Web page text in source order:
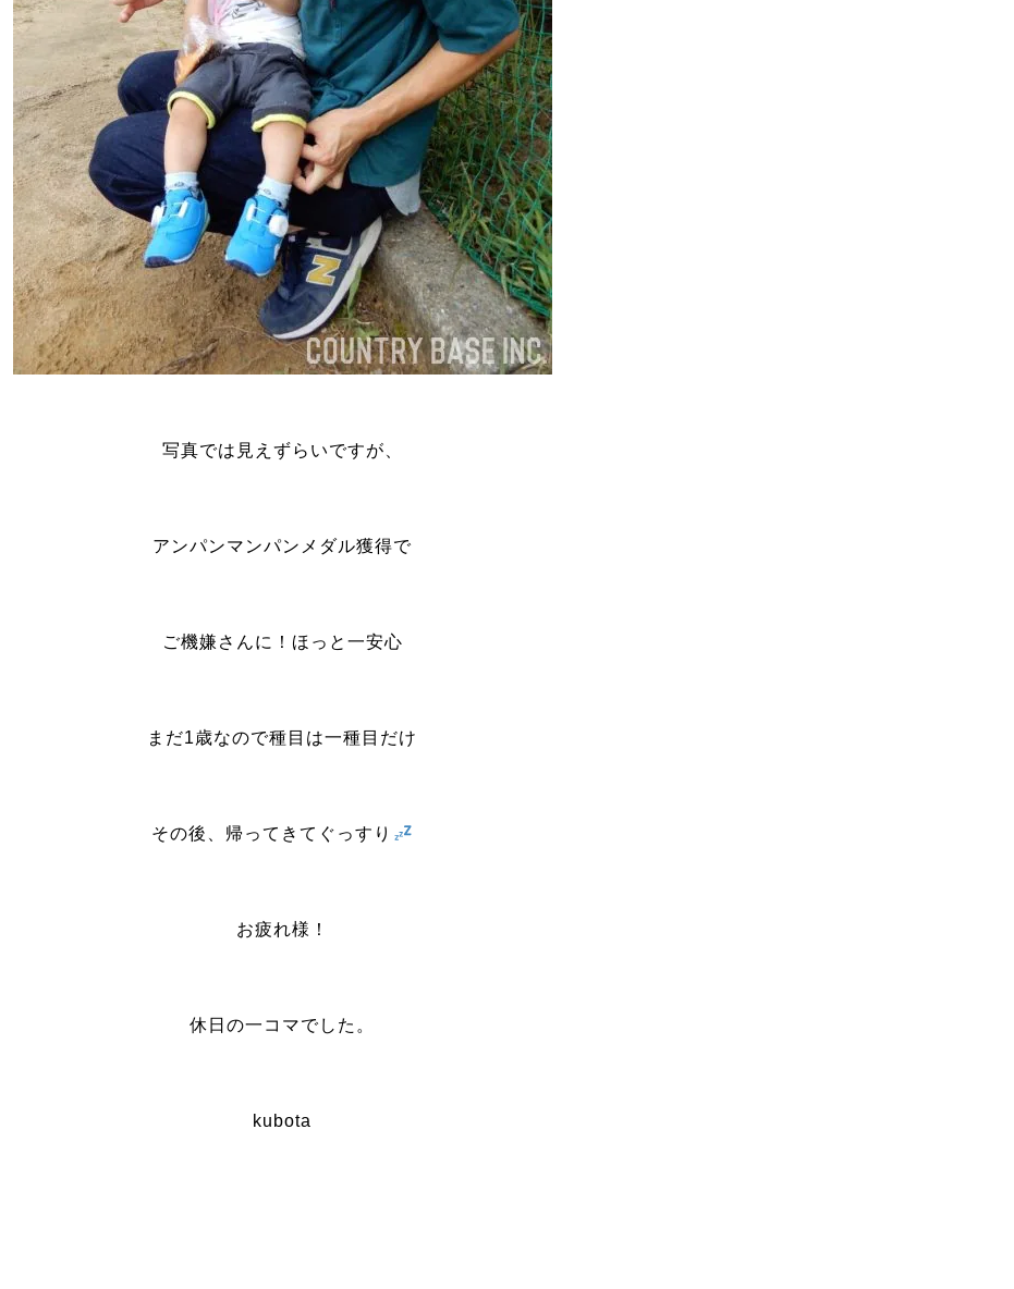
写真では見えずらいですが、
アンパンマンパンメダル獲得で
ご機嫌さんに！ほっと一安心
まだ1歳なので種目は一種目だけ
その後、帰ってきてぐっすり
お疲れ様！
休日の一コマでした。
kubota